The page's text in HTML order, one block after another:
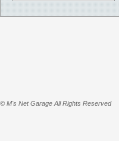
© M's Net Garage All Rights Reserved